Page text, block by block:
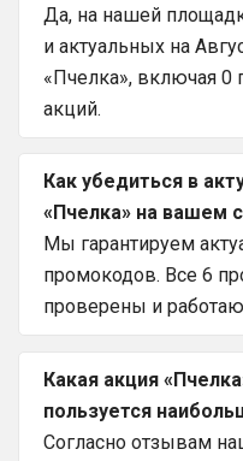
Да, на нашей
и актуальных на
«Пчелка», включая 0
акций.
Как убедиться в
«Пчелка» на вашем
Мы гарантируем
промокодов. Все 6
проверены и
Какая акция
пользуется
Согласно отзывам